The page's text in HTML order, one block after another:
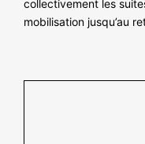
collectivement les
mobilisation jusqu’au